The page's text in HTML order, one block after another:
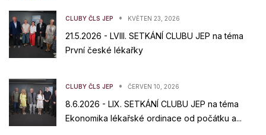
CLUBY ČLS JEP • KVĚTEN 23, 2026
21.5.2026 - LVIII. SETKÁNÍ CLUBU JEP na téma
První české lékařky
CLUBY ČLS JEP • ČERVEN 10, 2026
8.6.2026 - LIX. SETKÁNÍ CLUBU JEP na téma
Ekonomika lékařské ordinace od počátku a...